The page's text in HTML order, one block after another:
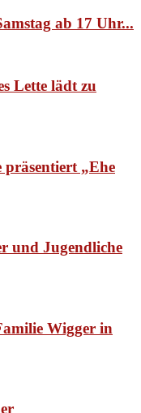
ab 17 Uhr...
Lette lädt zu
„Ehe
und Jugendliche
Wigger in